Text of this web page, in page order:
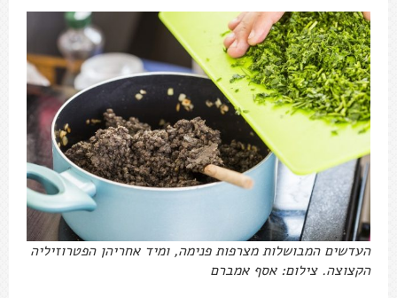
העדשים המבושלות מצרפות פנימה, ומיד אחריהן הפטרוזיליה
הקצוצה. צילום: אסף אמברם